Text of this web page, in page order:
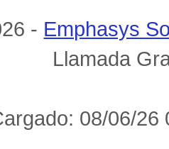
- Emphasys
Llamada
08/06/